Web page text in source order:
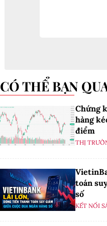
CÓ THỂ BẠN
Chứng
hàng
điểm
THỊ
toán
số
KẾT NỐI